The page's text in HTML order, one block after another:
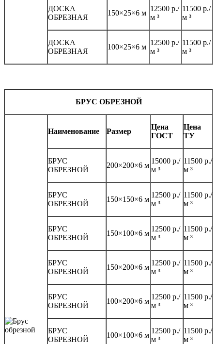
ДОСКА
ОБРЕЗНАЯ
150×25×6 м
12500 р./
м ³
11500 р./
м ³
ДОСКА
ОБРЕЗНАЯ
100×25×6 м
12500 р./
м ³
11500 р./
м ³
БРУС ОБРЕЗНОЙ
Наименование Размер
Цена
ГОСТ
Цена
ТУ
БРУС
ОБРЕЗНОЙ
200×200×6 м
15000 р./
м ³
11500 р./
м ³
БРУС
ОБРЕЗНОЙ
150×150×6 м
12500 р./
м ³
11500 р./
м ³
БРУС
ОБРЕЗНОЙ
150×100×6 м
12500 р./
м ³
11500 р./
м ³
БРУС
ОБРЕЗНОЙ
150×200×6 м
12500 р./
м ³
11500 р./
м ³
БРУС
ОБРЕЗНОЙ
100×200×6 м
12500 р./
м ³
11500 р./
м ³
БРУС
ОБРЕЗНОЙ
100×100×6 м
12500 р./
м ³
11500 р./
м ³